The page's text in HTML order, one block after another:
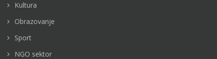
Kultura
Obrazovanje
Sport
NGO sektor